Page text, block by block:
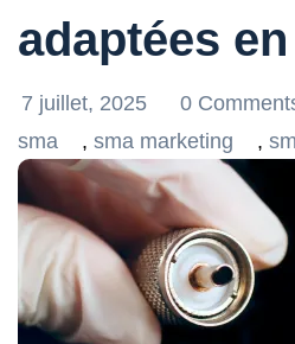
adaptées
7 juillet, 2025 0
sma
, sma marketing ,